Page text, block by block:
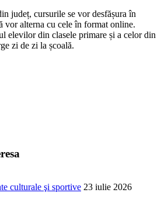
județ, cursurile se vor desfășura în
vor alterna cu cele în format online.
elevilor din clasele primare și a celor din
zi de zi la școală.
culturale şi sportive 23 iulie 2026